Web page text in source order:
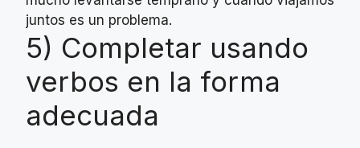
juntos es un problema.
5) Completar usando
verbos en la forma
adecuada